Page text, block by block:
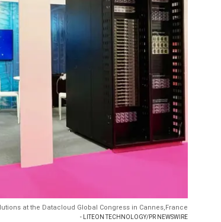
at the Datacloud Global Congress in Cannes,France
- LITEON TECHNOLOGY/PR NEWSWIRE